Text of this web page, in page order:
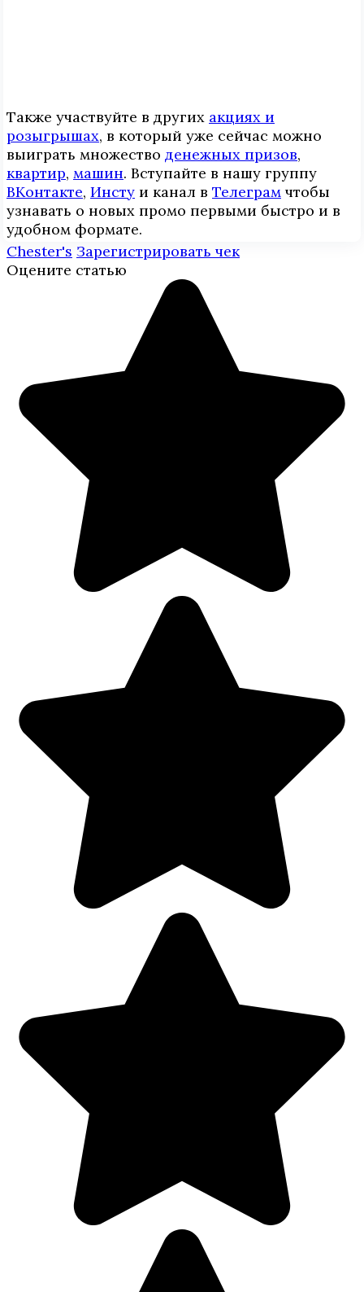
Также участвуйте в других акциях и
розыгрышах, в который уже сейчас можно
выиграть множество денежных призов,
квартир, машин. Вступайте в нашу группу
ВКонтакте, Инcтy и канал в Телеграм чтобы
узнавать о новых промо первыми быстро и в
удобном формате.
Chester's Зарегистрировать чек
Оцените статью